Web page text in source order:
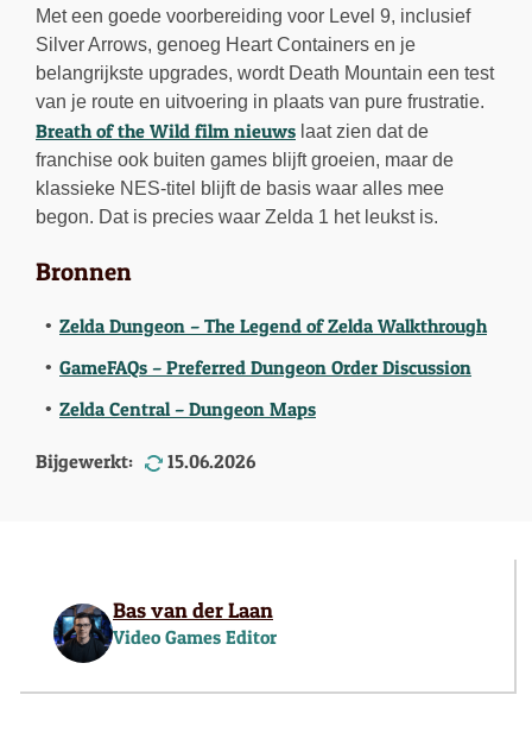
Met een goede voorbereiding voor Level 9, inclusief
Silver Arrows, genoeg Heart Containers en je
belangrijkste upgrades, wordt Death Mountain een test
van je route en uitvoering in plaats van pure frustratie.
Breath of the Wild film nieuws laat zien dat de
franchise ook buiten games blijft groeien, maar de
klassieke NES-titel blijft de basis waar alles mee
begon. Dat is precies waar Zelda 1 het leukst is.
Bronnen
Zelda Dungeon – The Legend of Zelda Walkthrough
GameFAQs – Preferred Dungeon Order Discussion
Zelda Central – Dungeon Maps
Bijgewerkt: 15.06.2026
Bas van der Laan
Video Games Editor